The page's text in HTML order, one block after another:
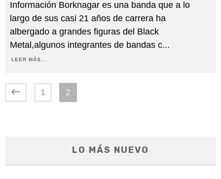
Información Borknagar es una banda que a lo
largo de sus casi 21 años de carrera ha
albergado a grandes figuras del Black
Metal,algunos integrantes de bandas c...
LEER MÁS...
1 2
LO MÁS NUEVO